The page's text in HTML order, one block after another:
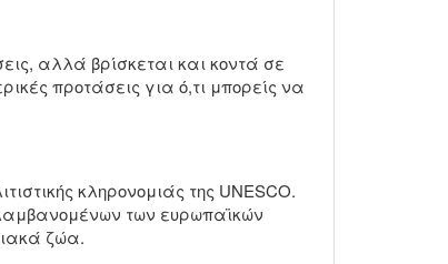
αλλά βρίσκεται και κοντά σε
προτάσεις για ό,τι μπορείς να
κληρονομιάς της UNESCO.
των ευρωπαϊκών
ζώα.